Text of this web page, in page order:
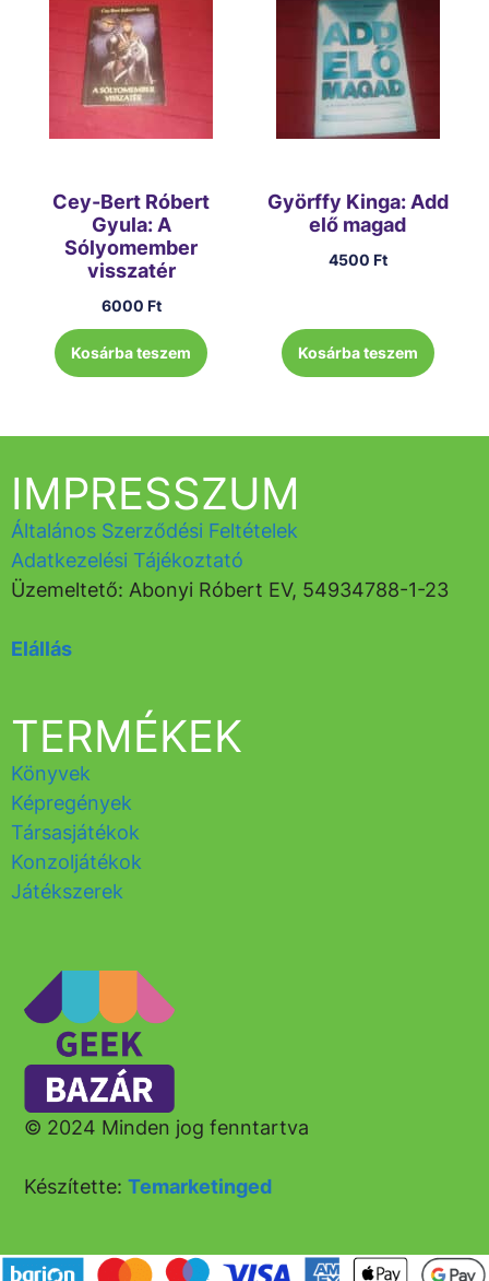
Cey-Bert Róbert
Gyula: A
Sólyomember
visszatér
6000 Ft
Kosárba teszem
Györffy Kinga: Add
elő magad
4500 Ft
Kosárba teszem
© 2024 Minden jog fenntartva
Készítette:Temarketinged
TERMÉKEK
Könyvek
Képregények
Társasjátékok
Konzoljátékok
Játékszerek
IMPRESSZUM
Általános Szerződési Feltételek
Adatkezelési Tájékoztató
Üzemeltető: Abonyi Róbert EV, 54934788-1-23
Elállás